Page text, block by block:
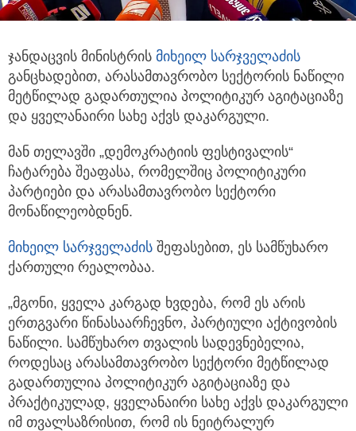
ჯანდაცვის მინისტრის მიხეილ სარჯველაძის
განცხადებით, არასამთავრობო სექტორის ნაწილი
მეტწილად გადართულია პოლიტიკურ აგიტაციაზე
და ყველანაირი სახე აქვს დაკარგული.
მან თელავში „დემოკრატიის ფესტივალის“
ჩატარება შეაფასა, რომელშიც პოლიტიკური
პარტიები და არასამთავრობო სექტორი
მონაწილეობდნენ.
მიხეილ სარჯველაძის შეფასებით, ეს სამწუხარო
ქართული რეალობაა.
„მგონი, ყველა კარგად ხვდება, რომ ეს არის
ერთგვარი წინასაარჩევნო, პარტიული აქტივობის
ნაწილი. სამწუხარო თვალის სადევნებელია,
როდესაც არასამთავრობო სექტორი მეტწილად
გადართულია პოლიტიკურ აგიტაციაზე და
პრაქტიკულად, ყველანაირი სახე აქვს დაკარგული
იმ თვალსაზრისით, რომ ის ნეიტრალურ